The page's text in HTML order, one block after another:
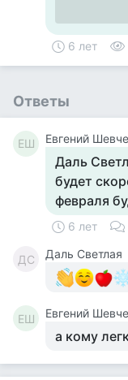
6 лет
Ответы
ЕШ Евгений
Даль
будет
февраля
6 лет
ДС
Даль Светлая
ЕШ Евгений
а кому